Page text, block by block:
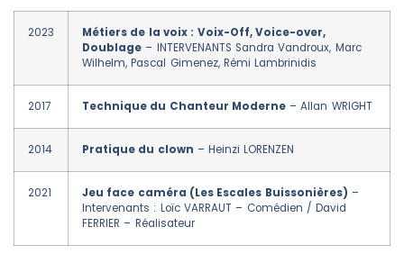
2023
Métiers de la voix : Voix-Off, Voice-over,
Doublage – INTERVENANTS Sandra Vandroux, Marc
Wilhelm, Pascal Gimenez, Rémi Lambrinidis
2017 Technique du Chanteur Moderne– Allan WRIGHT
2014 Pratique du clown – Heinzi LORENZEN
2021 Jeu face caméra (Les Escales Buissonières) –
Intervenants : Loïc VARRAUT – Comédien / David
FERRIER – Réalisateur